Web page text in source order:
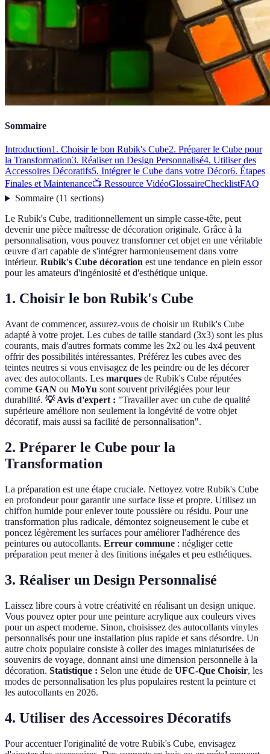
Sommaire
Introduction1. Choisir le bon Rubik's Cube2. Préparer le Cube pour
la Transformation3. Réaliser un Design Personnalisé4. Utiliser des
Accessoires Décoratifs5. Intégrer le Cube dans votre Décor6. Étapes
Finales et Maintenance📺 Ressource VidéoGlossaireChecklistFAQ
Sommaire(11 sections)
Le Rubik's Cube, traditionnellement un simple casse-tête, peut
devenir une pièce maîtresse de décoration originale. Grâce à la
personnalisation, vous pouvez transformer cet objet en une véritable
œuvre d'art capable de s'intégrer harmonieusement dans votre
intérieur. Rubik's Cube décoration est une tendance en plein essor
pour les amateurs d'ingéniosité et d'esthétique unique.
1. Choisir le bon Rubik's Cube
Avant de commencer, assurez-vous de choisir un Rubik's Cube
adapté à votre projet. Les cubes de taille standard (3x3) sont les plus
courants, mais d'autres formats comme les 2x2 ou les 4x4 peuvent
offrir des possibilités intéressantes. Préférez les cubes avec des
teintes neutres si vous envisagez de les peindre ou de les décorer
avec des autocollants. Les marques de Rubik's Cube réputées
comme GAN ou MoYu sont souvent privilégiées pour leur
durabilité. 💡 Avis d'expert : "Travailler avec un cube de qualité
supérieure améliore non seulement la longévité de votre objet
décoratif, mais aussi sa facilité de personnalisation".
2. Préparer le Cube pour la
Transformation
La préparation est une étape cruciale. Nettoyez votre Rubik's Cube
en profondeur pour garantir une surface lisse et propre. Utilisez un
chiffon humide pour enlever toute poussière ou résidu. Pour une
transformation plus radicale, démontez soigneusement le cube et
poncez légèrement les surfaces pour améliorer l'adhérence des
peintures ou autocollants. Erreur commune : négliger cette
préparation peut mener à des finitions inégales et peu esthétiques.
3. Réaliser un Design Personnalisé
Laissez libre cours à votre créativité en réalisant un design unique.
Vous pouvez opter pour une peinture acrylique aux couleurs vives
pour un aspect moderne. Sinon, choisissez des autocollants vinyles
personnalisés pour une installation plus rapide et sans désordre. Un
autre choix populaire consiste à coller des images miniaturisées de
souvenirs de voyage, donnant ainsi une dimension personnelle à la
décoration. Statistique : Selon une étude de UFC-Que Choisir, les
modes de personnalisation les plus populaires restent la peinture et
les autocollants en 2026.
4. Utiliser des Accessoires Décoratifs
Pour accentuer l'originalité de votre Rubik's Cube, envisagez